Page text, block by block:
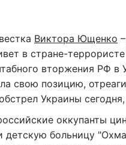
Виктора Ющенко –
в стране-
вторжения РФ в
свою позицию,
Украины
оккупанты
детскую больницу